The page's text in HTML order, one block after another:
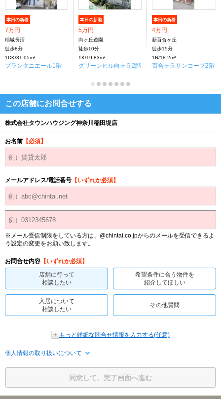
本日の新着
7万円
稲城長沼
徒歩8分
1DK/31.05m²
プランタニエール1階
本日の新着
5万円
向ヶ丘遊園
徒歩10分
1K/19.83m²
グリーンヒル向ヶ丘2階
本日の新着
4万円
新百合ヶ丘
徒歩15分
1R/18.2m²
百合ヶ丘サンコープ2階
この店舗にお問合せする
株式会社タウンハウジング神奈川稲田堤店
お名前 【必須】
メールアドレス/電話番号 【いずれか必須】
※メール受信制限をしている方は、@chintai.co.jpからのメールを受信できるよ
う設定の変更をお願い致します。
お問合せ内容 【いずれか必須】
店舗に行って
相談したい
希望条件に合う物件を
紹介してほしい
入居について
相談したい
その他質問
もっと詳細な問合せ情報を入力する(任意)
個人情報の取り扱いについて
同意して、完了画面へ進む